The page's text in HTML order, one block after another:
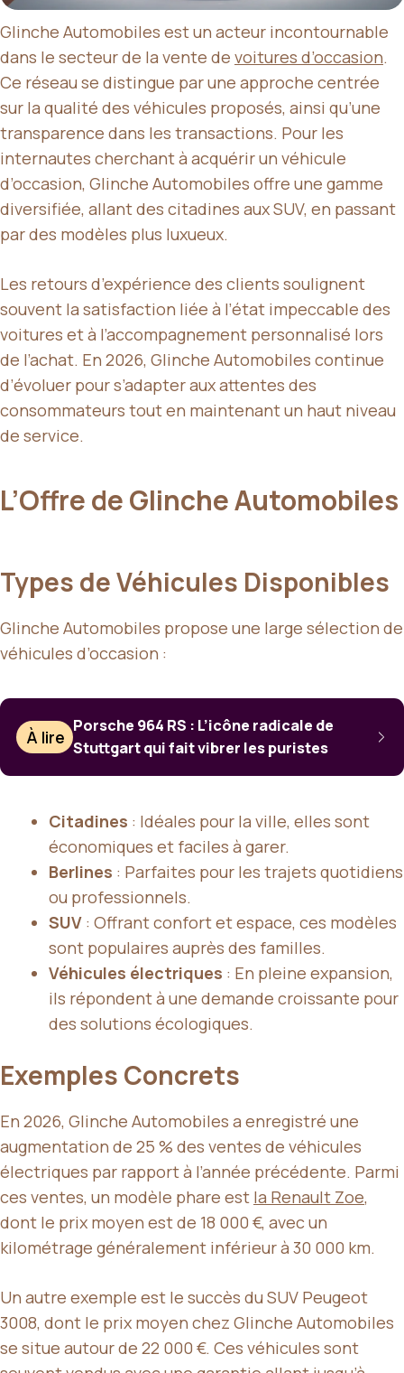
Glinche Automobiles est un acteur incontournable
dans le secteur de la vente de voitures d’occasion.
Ce réseau se distingue par une approche centrée
sur la qualité des véhicules proposés, ainsi qu’une
transparence dans les transactions. Pour les
internautes cherchant à acquérir un véhicule
d’occasion, Glinche Automobiles offre une gamme
diversifiée, allant des citadines aux SUV, en passant
par des modèles plus luxueux.
Les retours d’expérience des clients soulignent
souvent la satisfaction liée à l’état impeccable des
voitures et à l’accompagnement personnalisé lors
de l’achat. En 2026, Glinche Automobiles continue
d’évoluer pour s’adapter aux attentes des
consommateurs tout en maintenant un haut niveau
de service.
L’Offre de Glinche Automobiles
Types de Véhicules Disponibles
Glinche Automobiles propose une large sélection de
véhicules d’occasion :
À lire
Porsche 964 RS : L’icône radicale de
Stuttgart qui fait vibrer les puristes
Citadines : Idéales pour la ville, elles sont
économiques et faciles à garer.
Berlines : Parfaites pour les trajets quotidiens
ou professionnels.
SUV : Offrant confort et espace, ces modèles
sont populaires auprès des familles.
Véhicules électriques : En pleine expansion,
ils répondent à une demande croissante pour
des solutions écologiques.
Exemples Concrets
En 2026, Glinche Automobiles a enregistré une
augmentation de 25 % des ventes de véhicules
électriques par rapport à l’année précédente. Parmi
ces ventes, un modèle phare est la Renault Zoe,
dont le prix moyen est de 18 000 €, avec un
kilométrage généralement inférieur à 30 000 km.
Un autre exemple est le succès du SUV Peugeot
3008, dont le prix moyen chez Glinche Automobiles
se situe autour de 22 000 €. Ces véhicules sont